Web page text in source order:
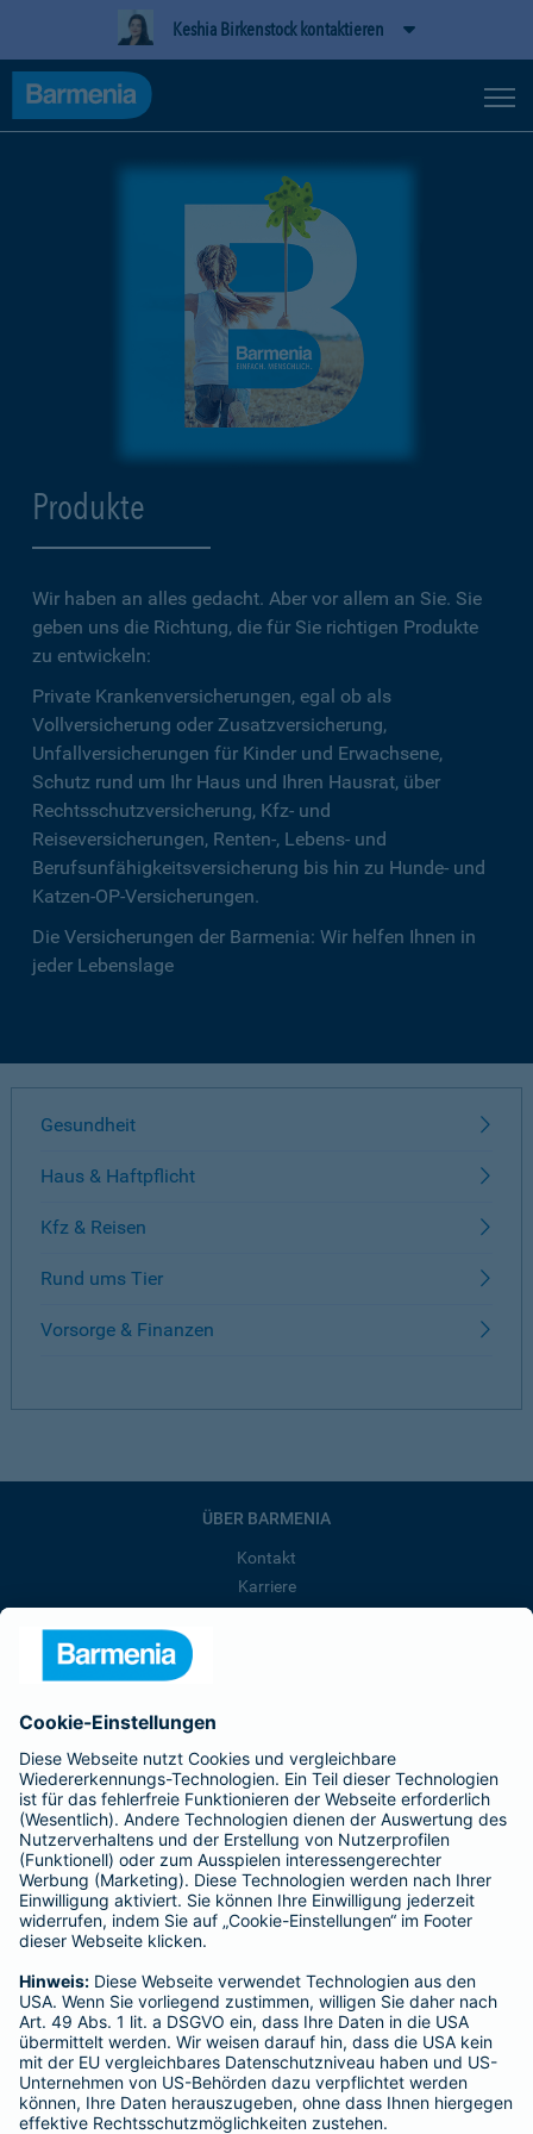
Keshia Birkenstock kontaktieren
Produkte
Wir haben an alles gedacht. Aber vor allem an Sie. Sie
geben uns die Richtung, die für Sie richtigen Produkte
zu entwickeln:
Private Krankenversicherungen, egal ob als
Vollversicherung oder Zusatzversicherung,
Unfallversicherungen für Kinder und Erwachsene,
Schutz rund um Ihr Haus und Ihren Hausrat, über
Rechtsschutzversicherung, Kfz- und
Reiseversicherungen, Renten-, Lebens- und
Berufsunfähigkeitsversicherung bis hin zu Hunde- und
Katzen-OP-Versicherungen.
Die Versicherungen der Barmenia: Wir helfen Ihnen in
jeder Lebenslage
Gesundheit
Haus & Haftpflicht
Kfz & Reisen
Rund ums Tier
Vorsorge & Finanzen
ÜBER BARMENIA
Kontakt
Karriere
Barmenia ist Teil der BarmeniaGothaer
BELIEBTE SEITEN
Kranken-Zusatzversicherung
Tierversicherungen
Haftpflichtversicherung
Hausratversicherung
Adresse ändern
Schaden melden
Kilometerstandsmeldung
Serviceübersicht